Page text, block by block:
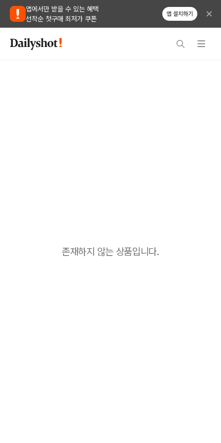
앱에서만 받을 수 있는 혜택
선착순 첫구매 최저가 쿠폰
앱 설치하기
존재하지 않는 상품입니다.